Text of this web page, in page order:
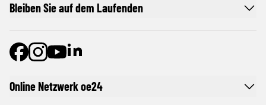
Online Netzwerk oe24
Bleiben Sie auf dem Laufenden